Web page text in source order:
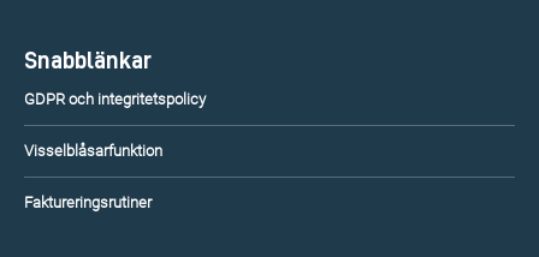
Snabblänkar
GDPR och integritetspolicy
Visselblåsarfunktion
Faktureringsrutiner